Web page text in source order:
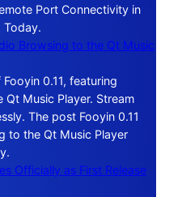
Port Connectivity in
Today.
Browsing to the Qt Music
0.11, featuring
Music Player. Stream
The post Fooyin 0.11
to the Qt Music Player
Officially as First Release